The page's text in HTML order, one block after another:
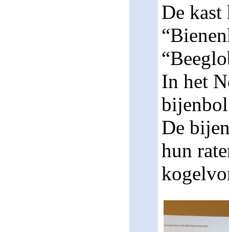
De
“
“
In het
De
hun